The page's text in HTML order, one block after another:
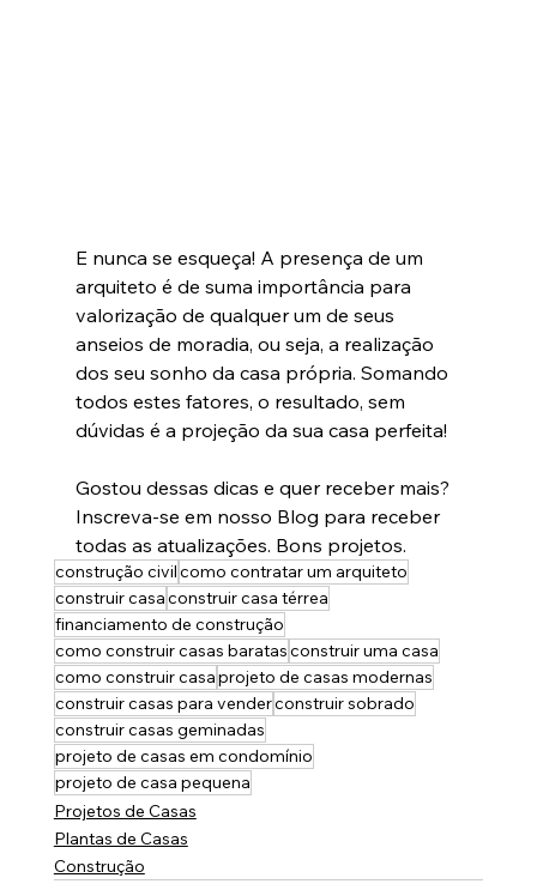
E nunca se esqueça! A presença de um
arquiteto é de suma importância para
valorização de qualquer um de seus
anseios de moradia, ou seja, a realização
dos seu sonho da casa própria. Somando
todos estes fatores, o resultado, sem
dúvidas é a projeção da sua casa perfeita!
Gostou dessas dicas e quer receber mais?
Inscreva-se em nosso Blog para receber
todas as atualizações. Bons projetos.
construção civilcomo contratar um arquiteto
construir casaconstruir casa térrea
financiamento de construção
como construir casas baratasconstruir uma casa
como construir casaprojeto de casas modernas
construir casas para venderconstruir sobrado
construir casas geminadas
projeto de casas em condomínio
projeto de casa pequena
Projetos de Casas
Plantas de Casas
Construção